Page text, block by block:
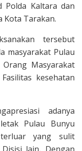
Polda Kaltara dan
Kota Tarakan.
tersebut
masyarakat Pulau
Masyarakat
kesehatan
adanya
Pulau Bunyu
yang sulit